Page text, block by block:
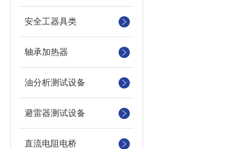
安全工器具类
轴承加热器
油分析测试设备
避雷器测试设备
直流电阻电桥